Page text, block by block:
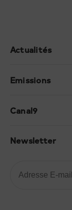
Actualités
Emissions
Canal9
Newsletter